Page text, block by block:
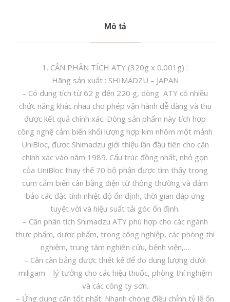
Mô tả
1. CÂN PHÂN TÍCH ATY (320g x 0.001g) :
Hãng sản xuất : SHIMADZU – JAPAN
– Có dung tích từ 62 g đến 220 g, dòng ATY có nhiều
chức năng khác nhau cho phép vận hành dễ dàng và thu
được kết quả chính xác. Dòng sản phẩm này tích hợp
công nghệ cảm biến khối lượng hợp kim nhôm một mảnh
UniBloc, được Shimadzu giới thiệu lần đầu tiên cho cân
chính xác vào năm 1989. Cấu trúc đồng nhất, nhỏ gọn
của UniBloc thay thế 70 bộ phận được tìm thấy trong
cụm cảm biến cân bằng điện từ thông thường và đảm
bảo các đặc tính nhiệt độ ổn định, thời gian đáp ứng
tuyệt vời và hiệu suất tải góc ổn định.
– Cân phân tích Shimadzu ATY phù hợp cho các ngành
thực phẩm, dược phẩm, trong công nghiệp, các phòng thí
nghiệm, trung tâm nghiên cứu, bệnh viện,…
– Cân cân bằng được thiết kế để đo dung lượng dưới
miligam – lý tưởng cho các hiệu thuốc, phòng thí nghiệm
và các công ty sơn.
– Ứng dụng cân tốt nhất. Nhanh chóng điều chỉnh tỷ lệ ổn